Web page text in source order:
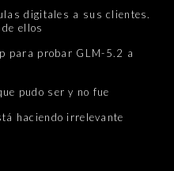
digitales a sus clientes.
ellos
para probar GLM-5.2 a
pudo ser y no fue
haciendo irrelevante